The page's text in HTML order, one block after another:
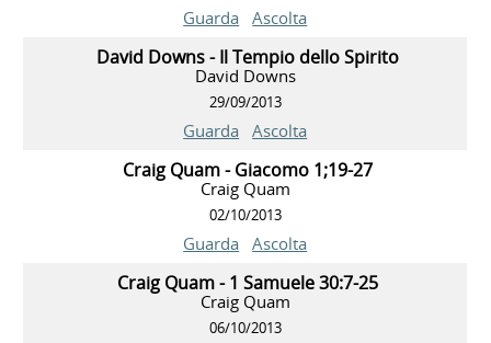
Guarda Ascolta
David Downs - Il Tempio dello Spirito
David Downs
29/09/2013
Guarda Ascolta
Craig Quam - Giacomo 1;19-27
Craig Quam
02/10/2013
Guarda Ascolta
Craig Quam - 1 Samuele 30:7-25
Craig Quam
06/10/2013